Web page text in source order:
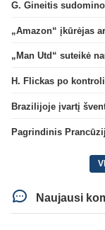
G. Gineitis
„Amazon“ įkūrėjas
„Man Utd“ suteikė
H. Flickas po
Naujausi